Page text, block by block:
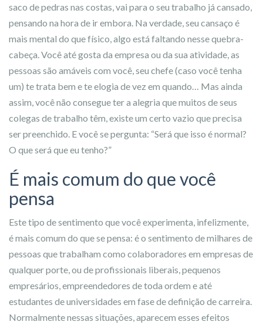
saco de pedras nas costas, vai para o seu trabalho já cansado,
pensando na hora de ir embora. Na verdade, seu cansaço é
mais mental do que físico, algo está faltando nesse quebra-
cabeça. Você até gosta da empresa ou da sua atividade, as
pessoas são amáveis com você, seu chefe (caso você tenha
um) te trata bem e te elogia de vez em quando… Mas ainda
assim, você não consegue ter a alegria que muitos de seus
colegas de trabalho têm, existe um certo vazio que precisa
ser preenchido. E você se pergunta: “Será que isso é normal?
O que será que eu tenho?”
É mais comum do que você
pensa
Este tipo de sentimento que você experimenta, infelizmente,
é mais comum do que se pensa: é o sentimento de milhares de
pessoas que trabalham como colaboradores em empresas de
qualquer porte, ou de profissionais liberais, pequenos
empresários, empreendedores de toda ordem e até
estudantes de universidades em fase de definição de carreira.
Normalmente nessas situações, aparecem esses efeitos